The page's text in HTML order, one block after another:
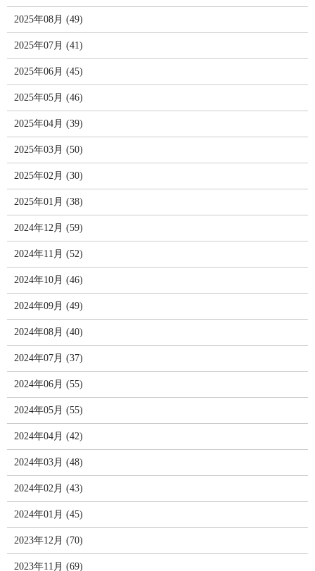
2025年08月 (49)
2025年07月 (41)
2025年06月 (45)
2025年05月 (46)
2025年04月 (39)
2025年03月 (50)
2025年02月 (30)
2025年01月 (38)
2024年12月 (59)
2024年11月 (52)
2024年10月 (46)
2024年09月 (49)
2024年08月 (40)
2024年07月 (37)
2024年06月 (55)
2024年05月 (55)
2024年04月 (42)
2024年03月 (48)
2024年02月 (43)
2024年01月 (45)
2023年12月 (70)
2023年11月 (69)